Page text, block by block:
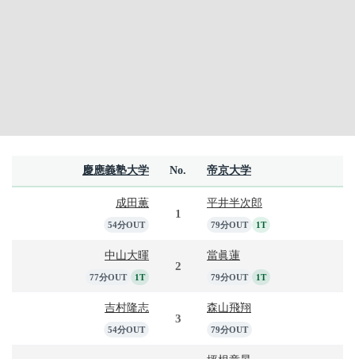
慶應義塾大学 No. 帝京大学
成田薫
54分OUT
1
平井半次郎
79分OUT 1T
中山大暉
77分OUT 1T
2
當眞蓮
79分OUT 1T
吉村隆志
54分OUT
3
森山飛翔
79分OUT